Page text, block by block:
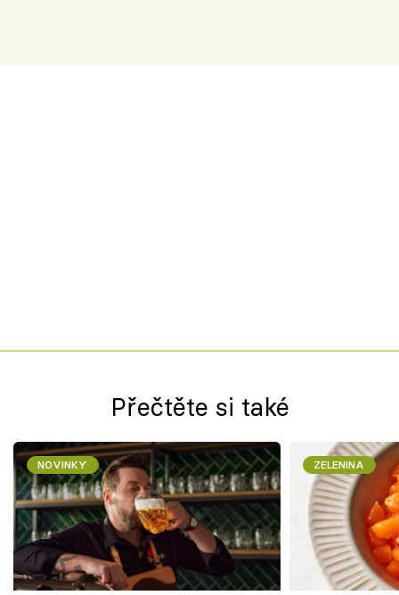
Přečtěte si také
NOVINKY ZELENINA